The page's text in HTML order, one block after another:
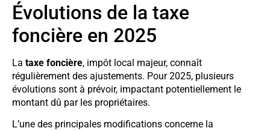
Évolutions de la taxe
foncière en 2025
La taxe foncière, impôt local majeur, connaît
régulièrement des ajustements. Pour 2025, plusieurs
évolutions sont à prévoir, impactant potentiellement le
montant dû par les propriétaires.
L’une des principales modifications concerne la